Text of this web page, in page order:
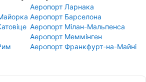
Аеропорт Ларнака
Аеропорт Барселона
Аеропорт Мілан-Мальпенса
Аеропорт Меммінген
Аеропорт Франкфурт-на-Майні